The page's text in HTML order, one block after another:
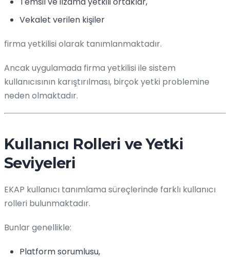
Vekalet verilen kişiler
firma yetkilisi olarak tanımlanmaktadır.
Ancak uygulamada firma yetkilisi ile sistem
kullanıcısının karıştırılması, birçok yetki problemine
neden olmaktadır.
Kullanıcı Rolleri ve Yetki
Seviyeleri
EKAP kullanıcı tanımlama süreçlerinde farklı kullanıcı
rolleri bulunmaktadır.
Bunlar genellikle:
Platform sorumlusu,